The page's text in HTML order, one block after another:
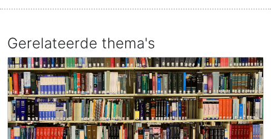
Gerelateerde thema's